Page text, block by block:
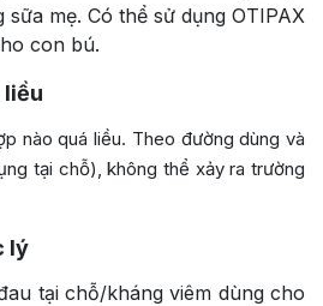
sữa mẹ. Có thể sử dụng OTIPAX
con bú.
liều
nào quá liều. Theo đường dùng và
tại chỗ), không thể xảy ra trường
lý
tại chỗ/kháng viêm dùng cho